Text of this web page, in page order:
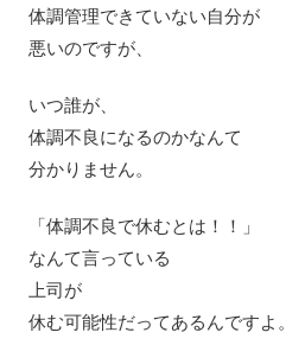
体調管理できていない自分が
悪いのですが、
いつ誰が、
体調不良になるのかなんて
分かりません。
「体調不良で休むとは！！」
なんて言っている
上司が
休む可能性だってあるんですよ。